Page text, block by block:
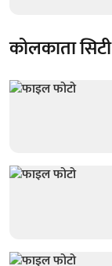
कोलकाता सिटी